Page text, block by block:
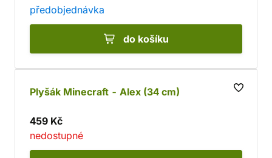
předobjednávka
do košíku
Plyšák Minecraft - Alex (34 cm)
459 Kč
nedostupné